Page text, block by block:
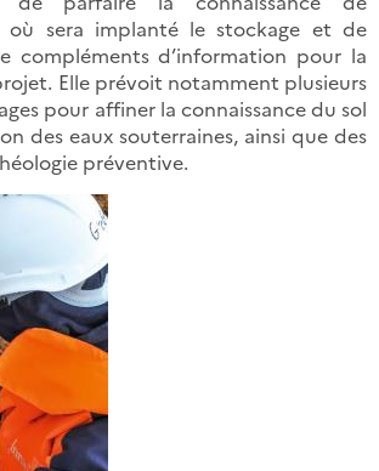
où sera implanté le stockage et de
compléments d’information pour la
Elle prévoit notamment plusieurs
pour affiner la connaissance du sol
des eaux souterraines, ainsi que des
préventive.